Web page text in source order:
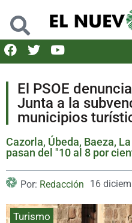
El PSOE
Junta a la
municipios
Cazorla, Úbeda, Baeza,
pasan del "10 al 8 por
Por: Redacción 16
Turismo